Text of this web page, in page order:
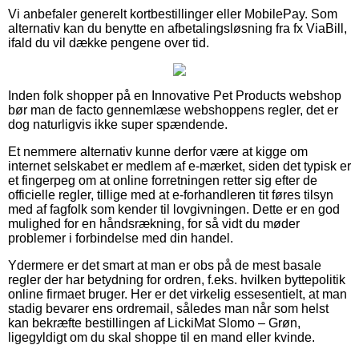
Vi anbefaler generelt kortbestillinger eller MobilePay. Som
alternativ kan du benytte en afbetalingsløsning fra fx ViaBill,
ifald du vil dække pengene over tid.
Inden folk shopper på en Innovative Pet Products webshop
bør man de facto gennemlæse webshoppens regler, det er
dog naturligvis ikke super spændende.
Et nemmere alternativ kunne derfor være at kigge om
internet selskabet er medlem af e-mærket, siden det typisk er
et fingerpeg om at online forretningen retter sig efter de
officielle regler, tillige med at e-forhandleren tit føres tilsyn
med af fagfolk som kender til lovgivningen. Dette er en god
mulighed for en håndsrækning, for så vidt du møder
problemer i forbindelse med din handel.
Ydermere er det smart at man er obs på de mest basale
regler der har betydning for ordren, f.eks. hvilken byttepolitik
online firmaet bruger. Her er det virkelig essesentielt, at man
stadig bevarer ens ordremail, således man når som helst
kan bekræfte bestillingen af LickiMat Slomo – Grøn,
ligegyldigt om du skal shoppe til en mand eller kvinde.